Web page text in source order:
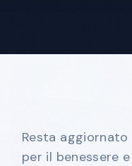
Resta
per il benessere